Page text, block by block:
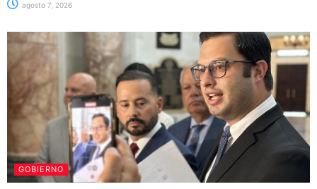
agosto 7, 2026
GOBIERNO